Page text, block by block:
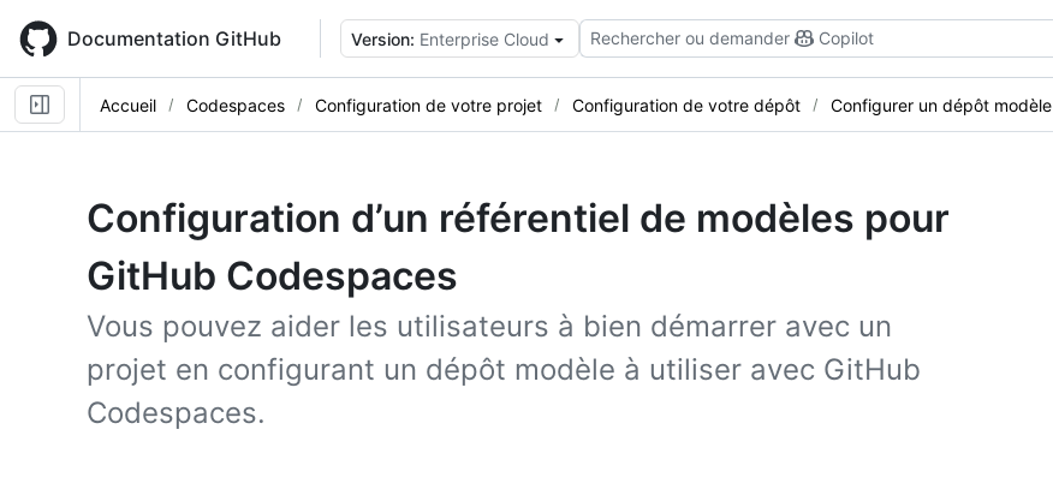
main
content
Documentation GitHub Version: Enterprise Cloud Rechercher ou demander Copilot
Accueil Codespaces Configuration de votre projet Configuration de votre dépôt Configurer un dépôt modèle
Configuration d’un référentiel de modèles pour
GitHub Codespaces
Vous pouvez aider les utilisateurs à bien démarrer avec un
projet en configurant un dépôt modèle à utiliser avec GitHub
Codespaces.